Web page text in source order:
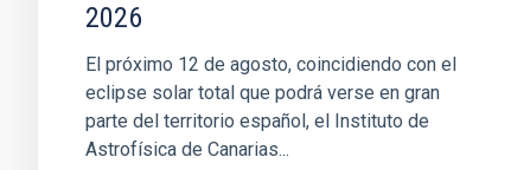
2026
El próximo 12 de agosto, coincidiendo con el
eclipse solar total que podrá verse en gran
parte del territorio español, el Instituto de
Astrofísica de Canarias...